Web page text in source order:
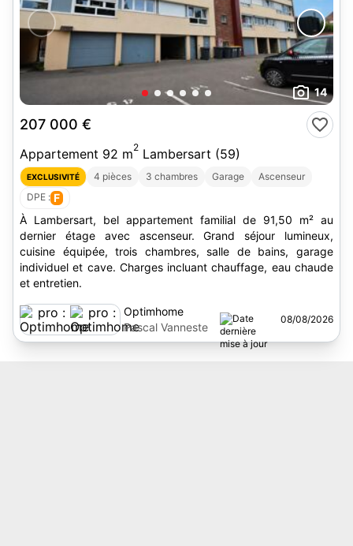
14
207 000 €
Appartement 92 m2 Lambersart (59)
EXCLUSIVITÉ 4 pièces 3 chambres Garage
Ascenseur
DPE : F
À Lambersart, bel appartement familial de 91,50 m² au
dernier étage avec ascenseur. Grand séjour lumineux,
cuisine équipée, trois chambres, salle de bains, garage
individuel et cave. Charges incluant chauffage, eau chaude
et entretien.
Optimhome
Pascal Vanneste
08/08/2026